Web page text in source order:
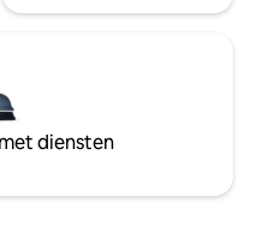
diensten